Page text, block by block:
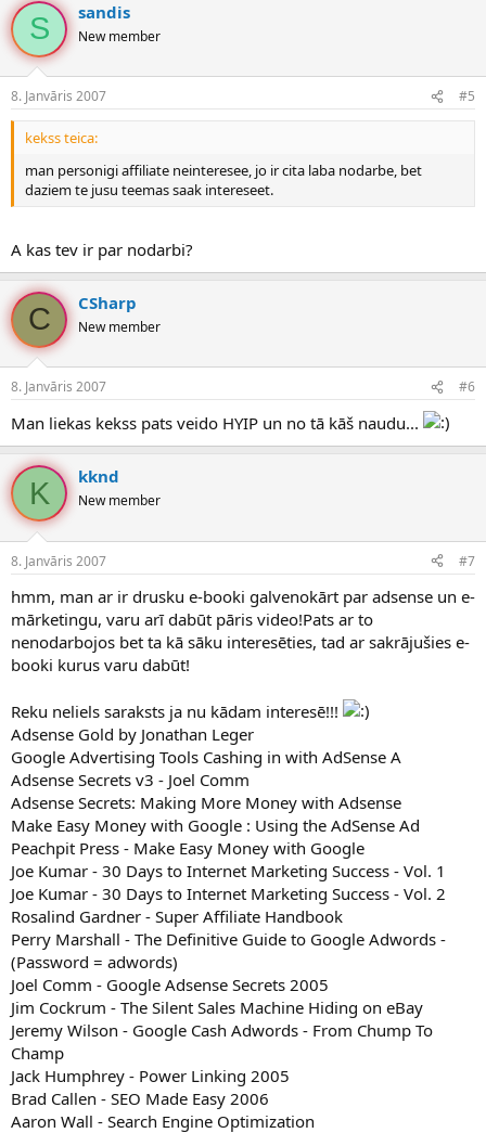
S sandis
New member
8. Janvāris 2007 #5
kekss teica:
man personigi affiliate neinteresee, jo ir cita laba nodarbe, bet
daziem te jusu teemas saak intereseet.
A kas tev ir par nodarbi?
C CSharp
New member
8. Janvāris 2007 #6
Man liekas kekss pats veido HYIP un no tā kāš naudu...
K kknd
New member
8. Janvāris 2007 #7
hmm, man ar ir drusku e-booki galvenokārt par adsense un e-
mārketingu, varu arī dabūt pāris video!Pats ar to
nenodarbojos bet ta kā sāku interesēties, tad ar sakrājušies e-
booki kurus varu dabūt!
Reku neliels saraksts ja nu kādam interesē!!!
Adsense Gold by Jonathan Leger
Google Advertising Tools Cashing in with AdSense A
Adsense Secrets v3 - Joel Comm
Adsense Secrets: Making More Money with Adsense
Make Easy Money with Google : Using the AdSense Ad
Peachpit Press - Make Easy Money with Google
Joe Kumar - 30 Days to Internet Marketing Success - Vol. 1
Joe Kumar - 30 Days to Internet Marketing Success - Vol. 2
Rosalind Gardner - Super Affiliate Handbook
Perry Marshall - The Definitive Guide to Google Adwords -
(Password = adwords)
Joel Comm - Google Adsense Secrets 2005
Jim Cockrum - The Silent Sales Machine Hiding on eBay
Jeremy Wilson - Google Cash Adwords - From Chump To
Champ
Jack Humphrey - Power Linking 2005
Brad Callen - SEO Made Easy 2006
Aaron Wall - Search Engine Optimization